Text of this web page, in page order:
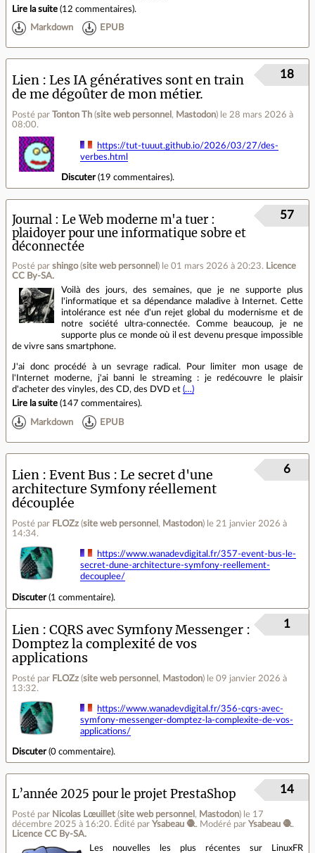
Lire la suite (12 commentaires).
Markdown EPUB
Lien
Les IA génératives sont en train
de me dégoûter de mon métier.
Posté par Tonton Th (site web personnel , Mastodon) le 28 mars 2026 à
08:00.
18
https://tut-tuuut.github.io/2026/03/27/des-
verbes.html
Discuter(19 commentaires).
Journal
Le Web moderne m'a tuer :
plaidoyer pour une informatique sobre et
déconnectée
Posté par shingo(site web personnel ) le 01 mars 2026 à 20:23. Licence
CC By‑SA.
57
Voilà des jours, des semaines, que je ne supporte plus
l'informatique et sa dépendance maladive à Internet. Cette
intolérance est née d'un rejet global du modernisme et de
notre société ultra-connectée. Comme beaucoup, je ne
supporte plus ce monde où il est devenu presque impossible
de vivre sans smartphone.
J'ai donc procédé à un sevrage radical. Pour limiter mon usage de
l'Internet moderne, j'ai banni le streaming : je redécouvre le plaisir
d'acheter des vinyles, des CD, des DVD et (…)
Lire la suite (147 commentaires).
Markdown EPUB
Lien
Event Bus : Le secret d'une
architecture Symfony réellement
découplée
Posté par FLOZz (site web personnel , Mastodon) le 21 janvier 2026 à
14:34.
6
https://www.wanadevdigital.fr/357-event-bus-le-
secret-dune-architecture-symfony-reellement-
decouplee/
Discuter(1 commentaire).
Lien
CQRS avec Symfony Messenger :
Domptez la complexité de vos
applications
Posté par FLOZz (site web personnel , Mastodon) le 09 janvier 2026 à
13:32.
1
https://www.wanadevdigital.fr/356-cqrs-avec-
symfony-messenger-domptez-la-complexite-de-vos-
applications/
Discuter(0 commentaire).
L’année 2025 pour le projet PrestaShop
Posté par Nicolas Lœuillet (site web personnel , Mastodon) le 17
décembre 2025 à 16:20. Édité par Ysabeau 🧶. Modéré par Ysabeau 🧶.
Licence CC By‑SA.
14
Les nouvelles les plus récentes sur LinuxFR